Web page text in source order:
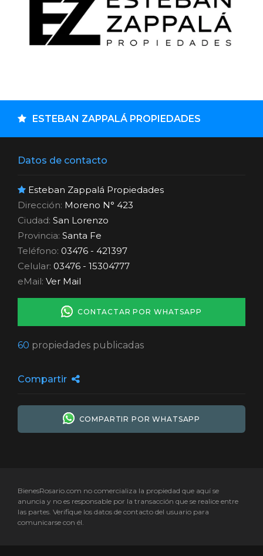
ESTEBAN ZAPPALÁ PROPIEDADES
Datos de contacto
Esteban Zappalá Propiedades
Dirección: Moreno N° 423
Ciudad: San Lorenzo
Provincia: Santa Fe
Teléfono: 03476 - 421397
Celular: 03476 - 15304777
eMail: Ver Mail
CONTACTAR POR WHATSAPP
60 propiedades publicadas
Compartir
COMPARTIR POR WHATSAPP
BienesRosario.com no comercializa la propiedad que aquí se
anuncia y no es responsable por la transacción que se realice entre
las partes. Verifique los datos de contacto del usuario para
comunicarse con él.